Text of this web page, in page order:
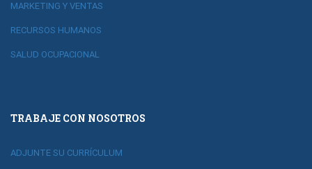
MARKETING Y VENTAS
RECURSOS HUMANOS
SALUD OCUPACIONAL
TRABAJE CON NOSOTROS
ADJUNTE SU CURRÍCULUM